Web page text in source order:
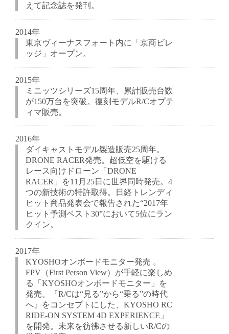
えて記念誌を発刊。
2014年
東京ヴィーナスフォート内に「京商ビレ
ッジ」オープン。
2015年
ミニッツシリーズ15周年、累計販売台数
が150万台を突破。復刻モデルR/Cオプテ
ィマ販売。
2016年
ダイキャストモデル製造販売25周年。
DRONE RACER発売。超低空を駆ける
レース向けドローン「DRONE
RACER」を11月25日に世界同時発売。4
つの新技術の特許取得。日経トレンディ
ヒット商品発表会で報告された“2017年
ヒット予測ベスト30”において5位にラン
クイン。
2017年
KYOSHOオンボードモニター発売 。
FPV（First Person View）が手軽に楽しめ
る「KYOSHOオンボードモニター」を
発売。『R/Cは“見る”から“乗る”の時代
へ』をコンセプトにした、KYOSHO RC
RIDE-ON SYSTEM 4D EXPERIENCE」
を開発。未来を彷彿させる新しいR/Cの